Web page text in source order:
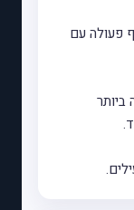
פעולה עם